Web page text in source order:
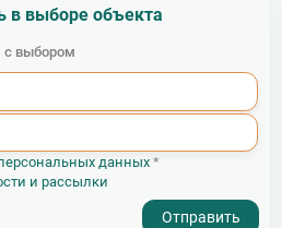
в выборе объекта
выбором
данных *
и рассылки